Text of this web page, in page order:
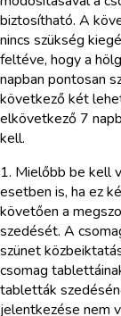
biztosítható. A
nincs szükség
feltéve, hogy a
napban pontosan
következő két
elkövetkező 7
kell.
1. Mielőbb be kell
esetben is, ha ez
követően a
szedését. A
szünet
csomag
tabletták
jelentkezése nem